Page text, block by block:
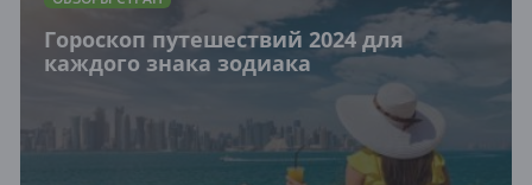
Гороскоп путешествий 2024 для
каждого знака зодиака